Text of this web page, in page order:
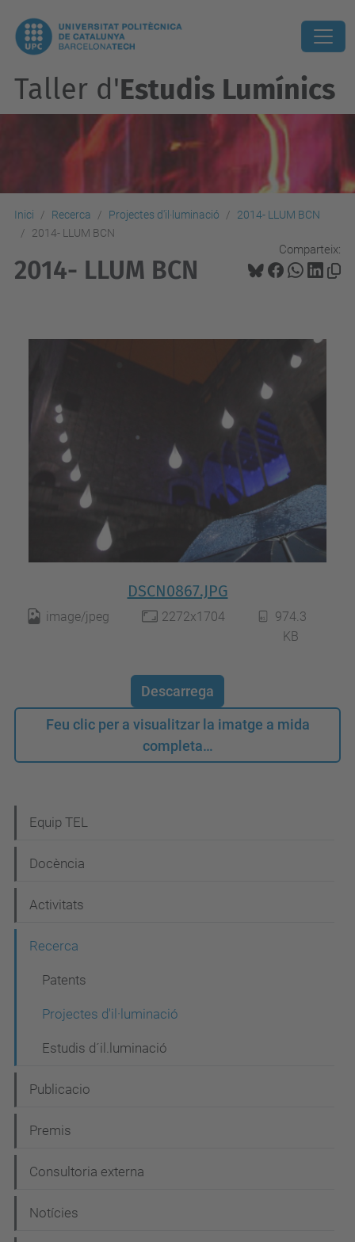
Taller d'Estudis Lumínics
Inici Recerca Projectes d'il·luminació
2014- LLUM BCN
2014- LLUM BCN
Comparteix:
2014- LLUM BCN
DSCN0867.JPG
image/jpeg 2272x1704
974.3
KB
Descarrega
Feu clic per a visualitzar la imatge a mida
completa…
a
v
g
Equip TEL
Docència
Activitats
Recerca
Patents
Projectes d'il·luminació
Estudis d´il.luminació
Publicacio
Premis
Consultoria externa
Notícies